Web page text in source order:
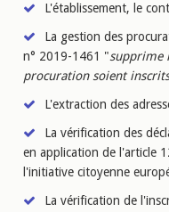
L'établissement, le
La gestion des
n° 2019-1461 "supprime
procuration soient
L'extraction des
La vérification des
en application de l'article
l'initiative citoyenne
La vérification de